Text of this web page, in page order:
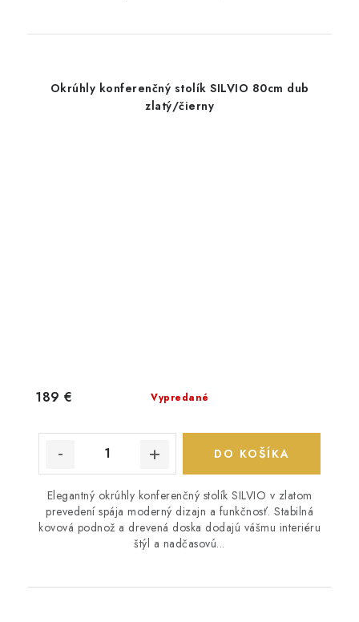
Okrúhly konferenčný stolík SILVIO 80cm dub
zlatý/čierny
Vypredané
189 €
DO KOŠÍKA
Elegantný okrúhly konferenčný stolík SILVIO v zlatom
prevedení spája moderný dizajn a funkčnosť. Stabilná
kovová podnož a drevená doska dodajú vášmu interiéru
štýl a nadčasovú...